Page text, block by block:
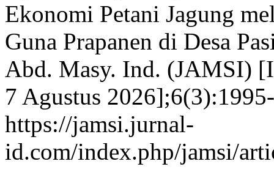
Ekonomi Petani Jagung
Guna Prapanen di Desa
Abd. Masy. Ind. (JAMSI)
7 Agustus
https://jamsi.jurnal-
id.com/index.php/jamsi/